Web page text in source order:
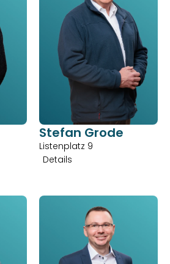
Stefan Grode
Listenplatz 9
Details